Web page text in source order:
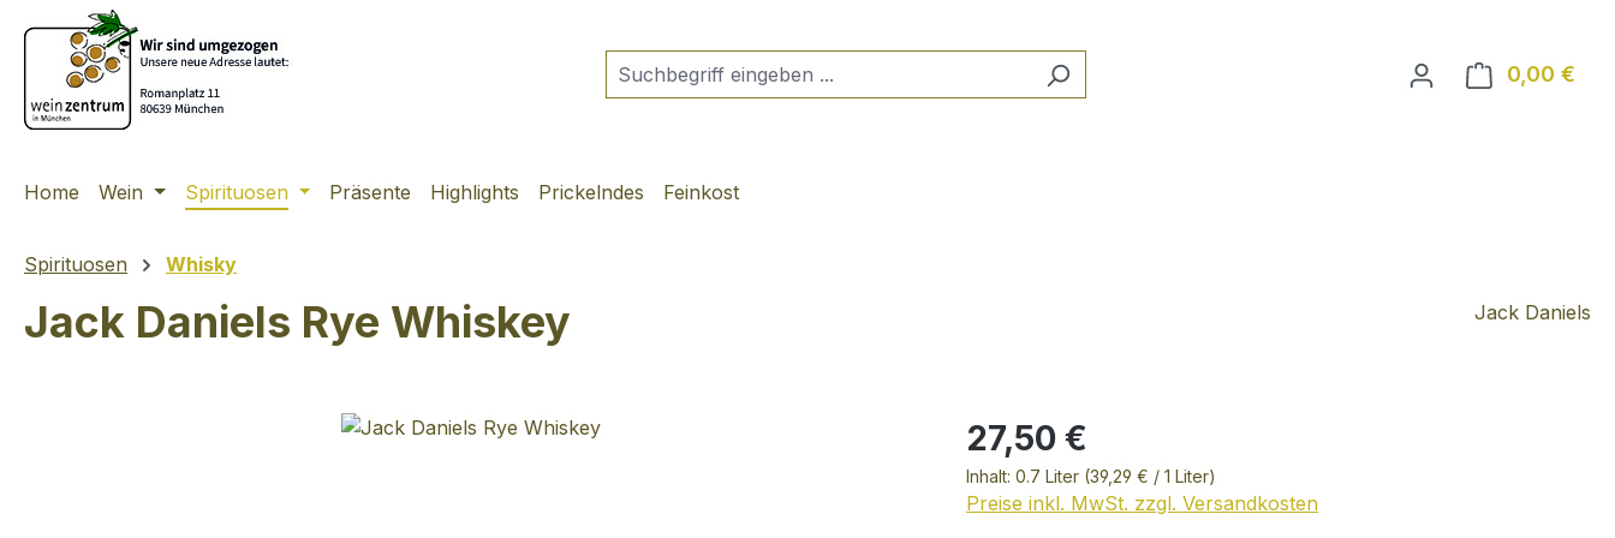
Hauptinhalt springen
Zur Suche springen
Zur Hauptnavigation springen
0,00 €
Home Wein Spirituosen Präsente Highlights Prickelndes Feinkost
Spirituosen Whisky
Jack Daniels Rye Whiskey Jack Daniels
27,50 €
Inhalt: 0.7 Liter (39,29 € / 1 Liter)
Preise inkl. MwSt. zzgl. Versandkosten